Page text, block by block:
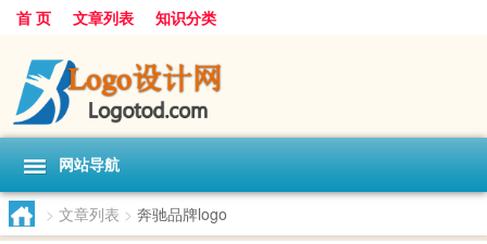
首 页 文章列表 知识分类
网站导航
> 文章列表 > 奔驰品牌logo